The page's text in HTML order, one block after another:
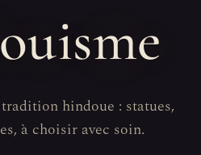
hindoue : statues,
à choisir avec soin.